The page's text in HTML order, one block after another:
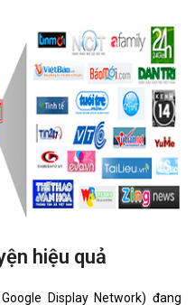
hiệu quả
Display Network) đang